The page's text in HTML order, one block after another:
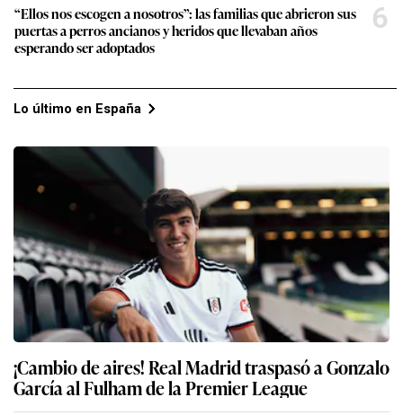
“Ellos nos escogen a nosotros”: las familias que abrieron sus
puertas a perros ancianos y heridos que llevaban años
esperando ser adoptados
6
Lo último en España
¡Cambio de aires! Real Madrid traspasó a Gonzalo
García al Fulham de la Premier League